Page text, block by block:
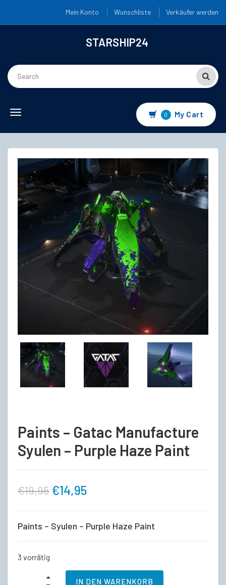
Mein Konto Wunschliste Verkäufer werden
STARSHIP24
Toggle
0 My Cart
Paints – Gatac Manufacture
Syulen – Purple Haze Paint
€19,95 Ursprünglicher
€14,95
Paints – Syulen – Purple Haze Paint
3 vorrätig
IN DEN WARENKORB